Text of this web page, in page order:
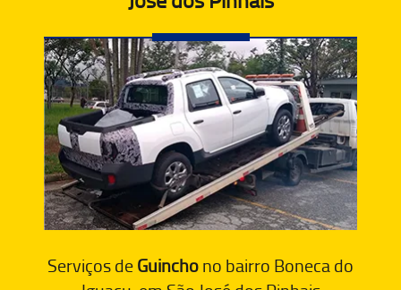
Serviços deGuinchono bairro Boneca do